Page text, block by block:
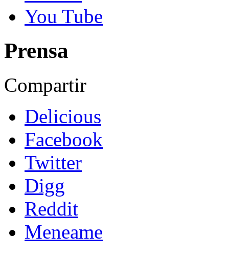
You Tube
Prensa
Compartir
Delicious
Facebook
Twitter
Digg
Reddit
Meneame